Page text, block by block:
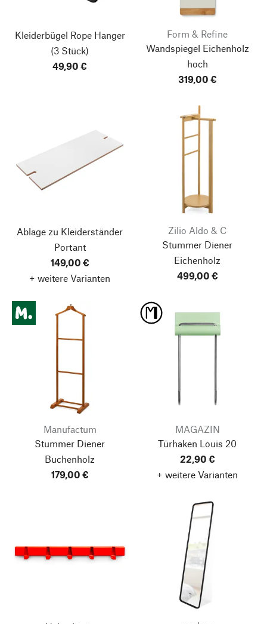
Kleiderbügel Rope Hanger
(3 Stück)
49,90 €
Form & Refine
Wandspiegel Eichenholz
hoch
319,00 €
Ablage zu Kleiderständer
Portant
149,00 €
+ weitere Varianten
Zilio Aldo & C
Stummer Diener
Eichenholz
499,00 €
Manufactum
Stummer Diener
Buchenholz
179,00 €
MAGAZIN
Türhaken Louis 20
22,90 €
+ weitere Varianten